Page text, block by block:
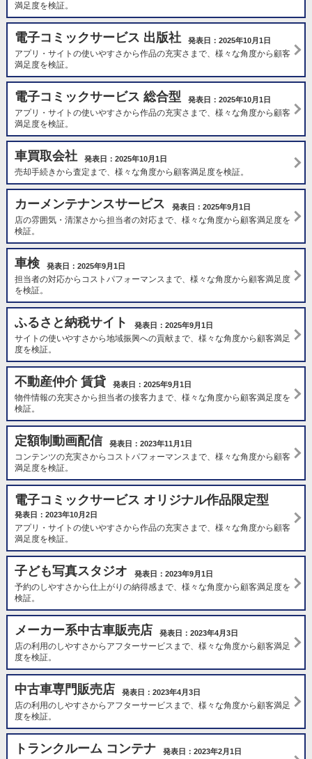
満足度を検証。
電子コミックサービス 出版社 発表日：2025年10月1日
アプリ・サイトの使いやすさから作品の充実さまで、様々な角度から顧客
満足度を検証。
電子コミックサービス 総合型 発表日：2025年10月1日
アプリ・サイトの使いやすさから作品の充実さまで、様々な角度から顧客
満足度を検証。
車買取会社 発表日：2025年10月1日
売却手続きから査定まで、様々な角度から顧客満足度を検証。
カーメンテナンスサービス 発表日：2025年9月1日
店の雰囲気・清潔さから担当者の対応まで、様々な角度から顧客満足度を
検証。
車検 発表日：2025年9月1日
担当者の対応からコストパフォーマンスまで、様々な角度から顧客満足度
を検証。
ふるさと納税サイト 発表日：2025年9月1日
サイトの使いやすさから地域振興への貢献まで、様々な角度から顧客満足
度を検証。
不動産仲介 賃貸 発表日：2025年9月1日
物件情報の充実さから担当者の接客力まで、様々な角度から顧客満足度を
検証。
定額制動画配信 発表日：2023年11月1日
コンテンツの充実さからコストパフォーマンスまで、様々な角度から顧客
満足度を検証。
電子コミックサービス オリジナル作品限定型
発表日：2023年10月2日
アプリ・サイトの使いやすさから作品の充実さまで、様々な角度から顧客
満足度を検証。
子ども写真スタジオ 発表日：2023年9月1日
予約のしやすさから仕上がりの納得感まで、様々な角度から顧客満足度を
検証。
メーカー系中古車販売店 発表日：2023年4月3日
店の利用のしやすさからアフターサービスまで、様々な角度から顧客満足
度を検証。
中古車専門販売店 発表日：2023年4月3日
店の利用のしやすさからアフターサービスまで、様々な角度から顧客満足
度を検証。
トランクルーム コンテナ 発表日：2023年2月1日